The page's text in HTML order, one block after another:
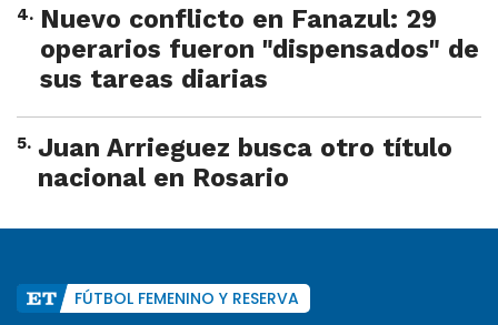
4. Nuevo conflicto en Fanazul: 29
operarios fueron "dispensados" de
sus tareas diarias
5. Juan Arrieguez busca otro título
nacional en Rosario
FÚTBOL FEMENINO Y RESERVA